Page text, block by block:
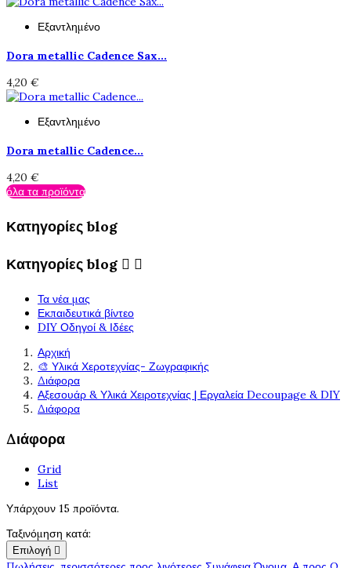
Εξαντλημένο
Dora metallic Cadence Sax...
4,20 €
Εξαντλημένο
Dora metallic Cadence...
4,20 €
όλα τα προϊόντα
Κατηγορίες blog
Κατηγορίες blog  
Τα νέα μας
Εκπαιδευτικά βίντεο
DIY Οδηγοί & Ιδέες
Αρχική
🎨 Υλικά Χεροτεχνίας- Ζωγραφικής
Διάφορα
Αξεσουάρ & Υλικά Χειροτεχνίας | Εργαλεία Decoupage & DIY
Διάφορα
Διάφορα
Grid
List
Υπάρχουν 15 προϊόντα.
Ταξινόμηση κατά:
Επιλογή 